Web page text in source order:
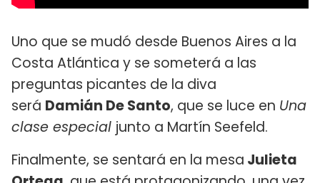
Uno que se mudó desde Buenos Aires a la
Costa Atlántica y se someterá a las
preguntas picantes de la diva
será Damián De Santo, que se luce en Una
clase especial junto a Martín Seefeld.
Finalmente, se sentará en la mesa Julieta